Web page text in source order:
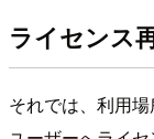
ライセンス
それでは、利用